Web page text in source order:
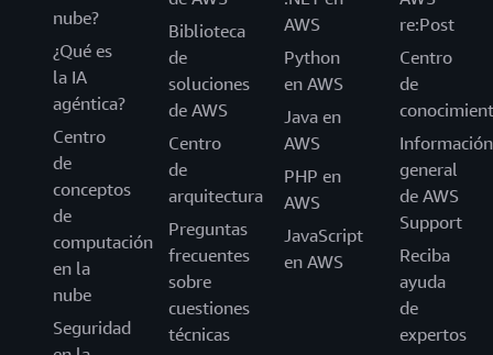
nube?
¿Qué es
la IA
agéntica?
Centro
de
conceptos
de
computación
en la
nube
Seguridad
Biblioteca
de
soluciones
de AWS
Centro
de
arquitectura
Preguntas
frecuentes
sobre
cuestiones
técnicas
AWS
Python
en AWS
Java en
AWS
PHP en
AWS
JavaScript
en AWS
re:Post
Centro
de
Información
general
de AWS
Support
Reciba
ayuda
de
expertos